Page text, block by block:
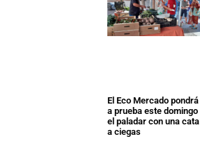
El Eco Mercado pondrá
a prueba este domingo
el paladar con una cata
a ciegas